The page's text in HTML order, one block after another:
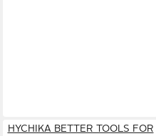
HYCHIKA BETTER TOOLS FOR